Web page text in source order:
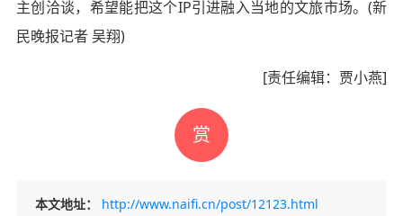
主创洽谈，希望能把这个IP引进融入当地的文旅市场。(新
民晚报记者 吴翔)
[责任编辑：贾小燕]
赏
本文地址：
http://www.naifi.cn/post/12123.html